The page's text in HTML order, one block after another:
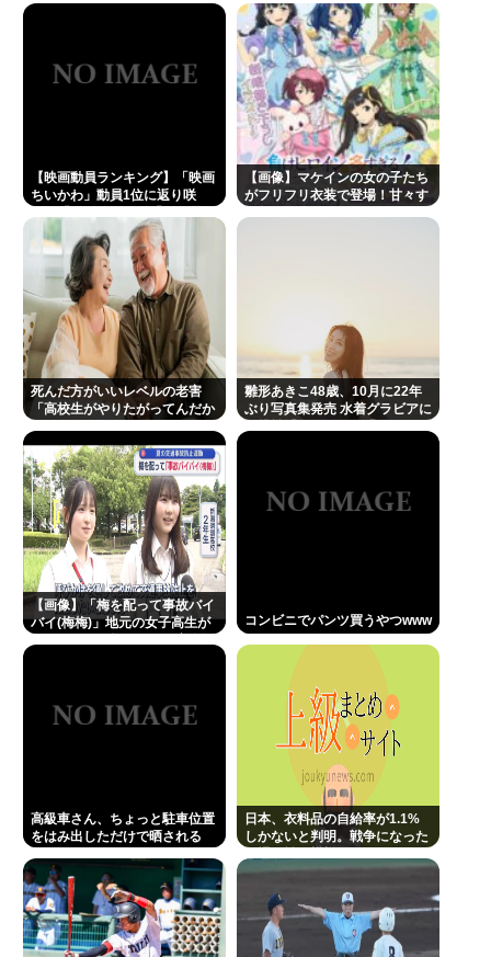
18歳美少女アイドル星乃ゆら、シンママだと発覚。
運営は「未婚で現在交際している相手もいないので
大丈夫」と発表
トンボとかいうクソキショい虫が市民権を得てる理
中年層が「ちいかわ」にハマる理由www
イケメンアイドル重岡大毅が結婚。相手女性がバチ
クソに叩かれる。
VIVANTがつまらない理由
Powered by livedoor 相互RSS
【映画動員ランキング】「映画
ちいかわ」動員1位に返り咲
「ブルーロック」もランクイン
【画像】マケインの女の子たち
がフリフリ衣装で登場！甘々す
死んだ方がいいレベルの老害
「高校生がやりたがってんだか
雛形あきこ48歳、10月に22年
ぶり写真集発売 水着グラビアに
【画像】「梅を配って事故バイ
バイ(梅梅)」地元の女子高生が
コンビニでパンツ買うやつwww
高級車さん、ちょっと駐車位置
をはみ出しただけで晒される
日本、衣料品の自給率が1.1%
しかないと判明。戦争になった